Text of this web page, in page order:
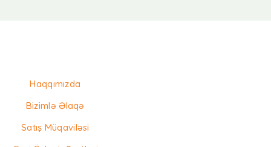
Haqqımızda
Bizimlə Əlaqə
Satış Müqaviləsi